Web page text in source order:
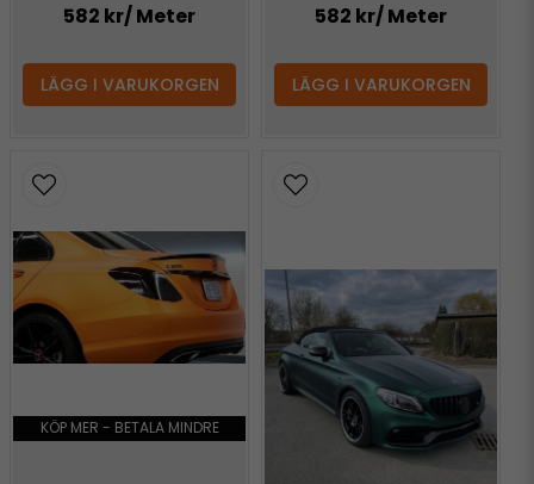
582 kr/ Meter
LÄGG I VARUKORGEN
582 kr/ Meter
LÄGG I VARUKORGEN
KÖP MER - BETALA MINDRE